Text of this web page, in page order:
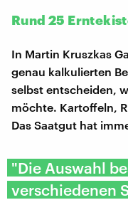
Rund 25
In Martin Kruszkas
genau kalkulierten
selbst entscheiden,
möchte. Kartoffeln,
Das Saatgut hat
"Die Auswahl
verschiedenen